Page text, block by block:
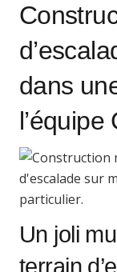
dans
l’équipe
Un joli
terrain